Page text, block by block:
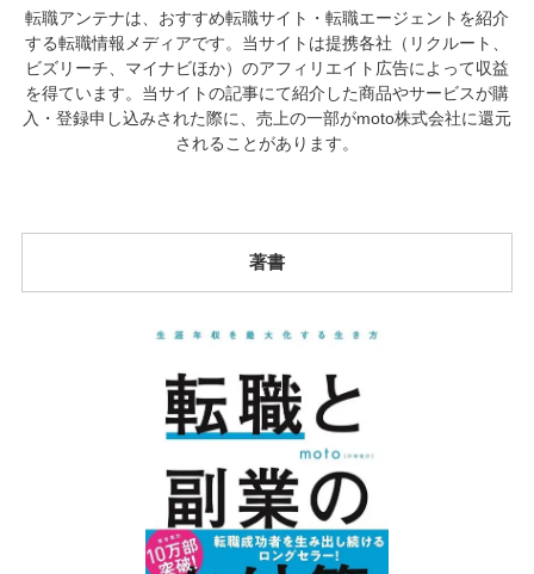
転職アンテナは、おすすめ転職サイト・転職エージェントを紹介
する転職情報メディアです。当サイトは提携各社（リクルート、
ビズリーチ、マイナビほか）のアフィリエイト広告によって収益
を得ています。当サイトの記事にて紹介した商品やサービスが購
入・登録申し込みされた際に、売上の一部がmoto株式会社に還元
されることがあります。
著書